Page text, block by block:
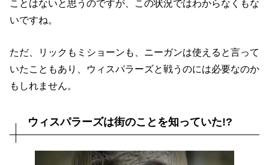
ことはないと思うのですが、この状況ではわからなくもな
いですね。
ただ、リックもミショーンも、ニーガンは使えると言って
いたこともあり、ウィスパラーズと戦うのには必要なのか
もしれません。
ウィスパラーズは街のことを知っていた!?